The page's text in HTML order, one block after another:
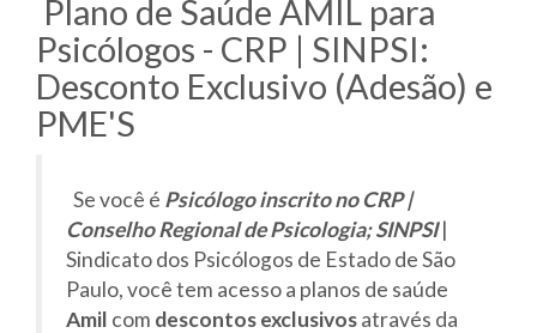
Plano de Saúde AMIL para
Psicólogos - CRP | SINPSI:
Desconto Exclusivo (Adesão) e
PME'S
Se você é Psicólogo inscrito no CRP |
Conselho Regional de Psicologia; SINPSI|
Sindicato dos Psicólogos de Estado de São
Paulo, você tem acesso a planos de saúde
Amil com descontos exclusivosatravés da